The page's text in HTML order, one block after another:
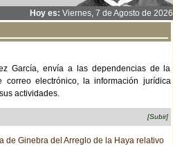
Hoy es: Viernes, 7 de Agosto de 2026
García, envía a las dependencias de la
correo electrónico, la información jurídica
actividades.
[Subir]
de Ginebra del Arreglo de la Haya relativo